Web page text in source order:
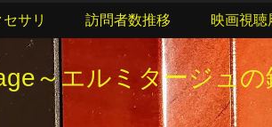
～エルミタージュの
サリ 訪問者数推移 映画視聴